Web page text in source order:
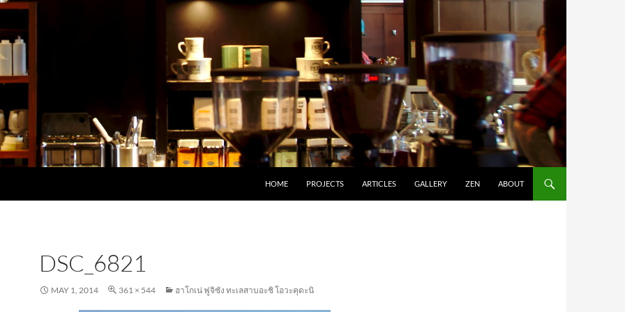
HOME PROJECTS ARTICLES GALLERY ZEN ABOUT
DSC_6821
MAY 1, 2014 361 × 544 ฮาโกเน่ ฟูจิซัง ทะเลสาบอะชิ โอวะคุดะนิ